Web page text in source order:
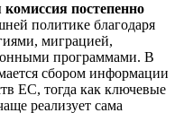
постепенно
политике благодаря
миграцией,
программами. В
сбором информации
ЕС, тогда как ключевые
реализует сама